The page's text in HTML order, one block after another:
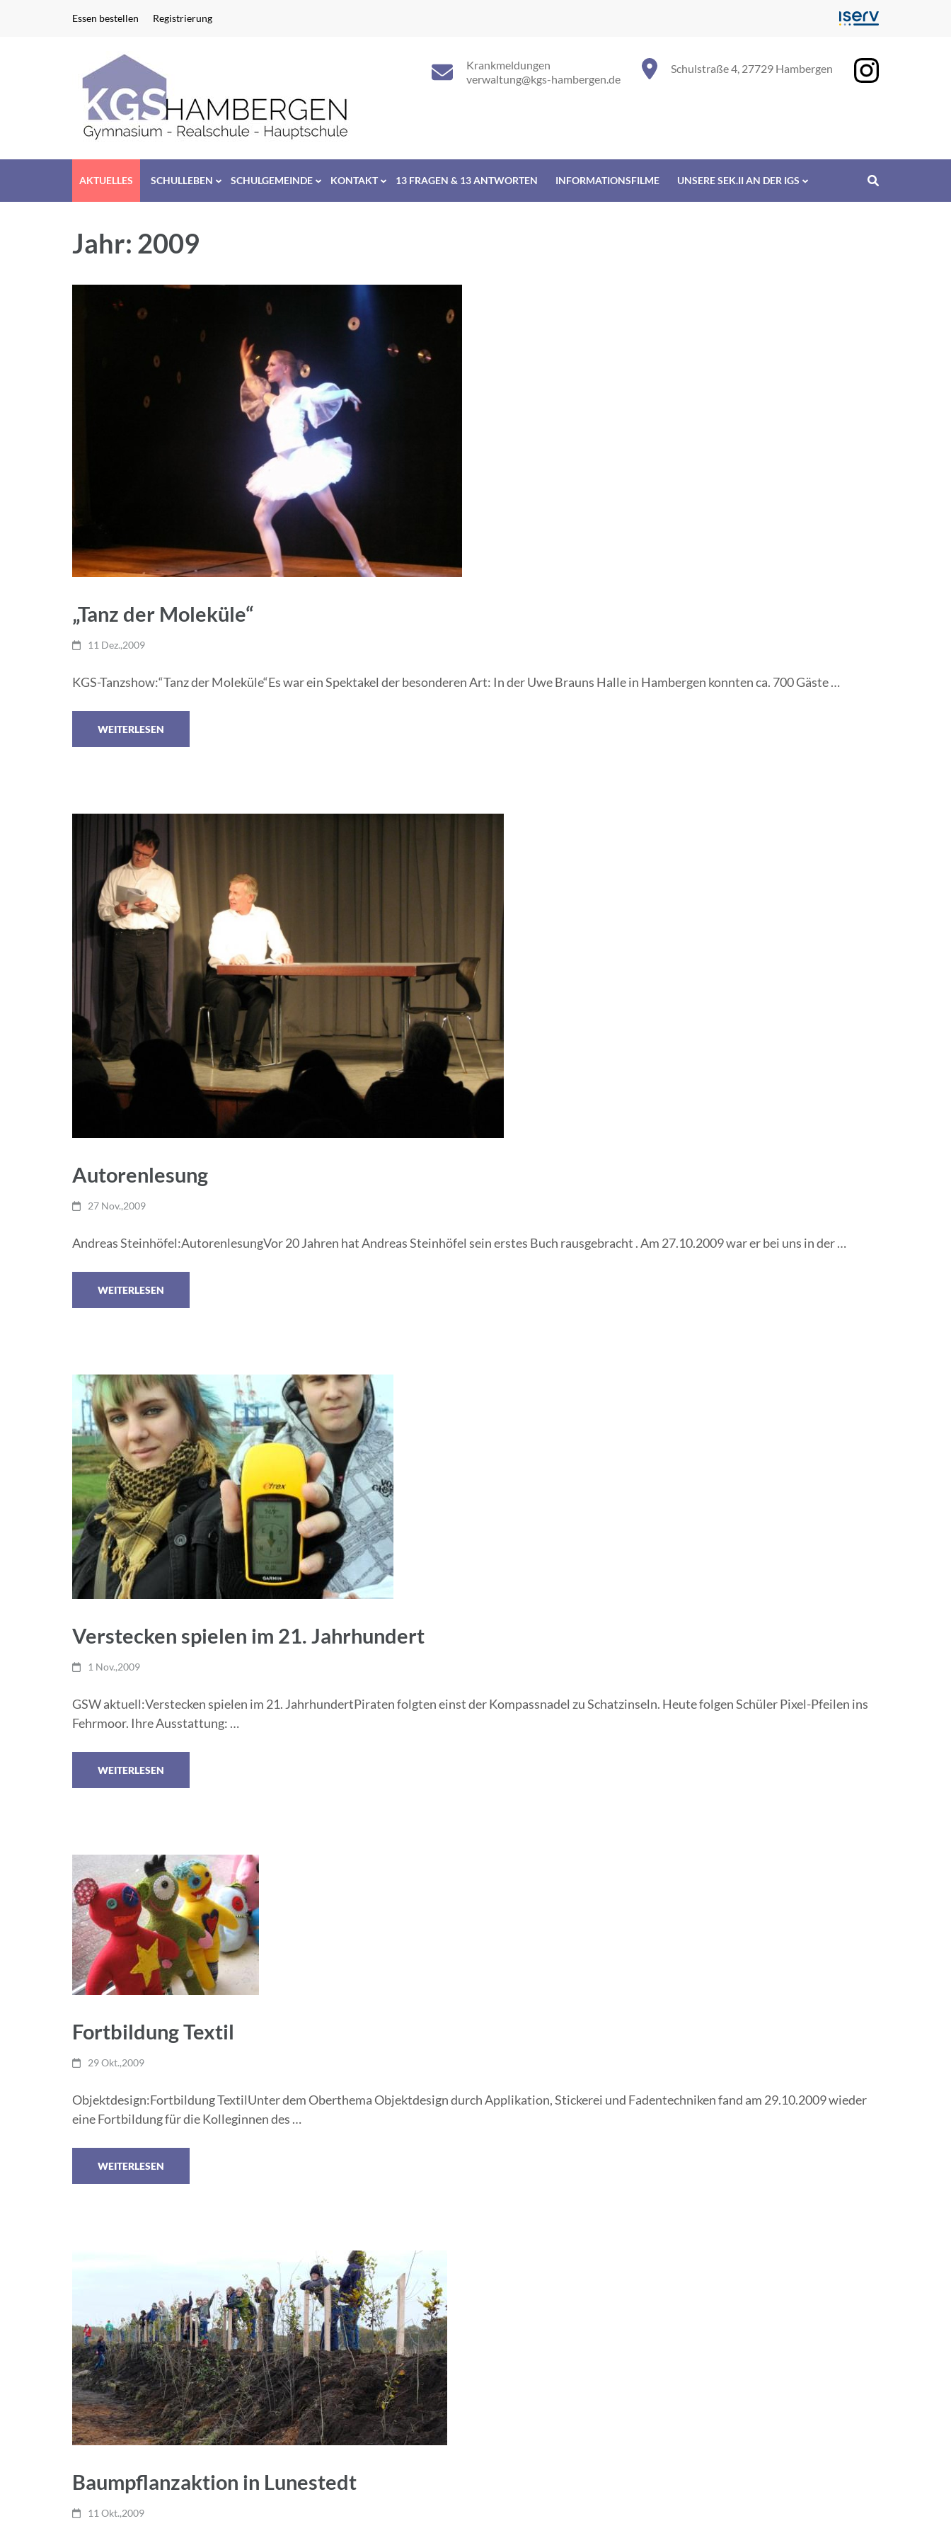
Essen bestellen Registrierung
Schulstraße 4, 27729 Hambergen
Krankmeldungen
verwaltung@kgs-hambergen.de
AKTUELLES SCHULLEBEN SCHULGEMEINDE KONTAKT 13 FRAGEN & 13 ANTWORTEN INFORMATIONSFILME UNSERE SEK.II AN DER IGS
Jahr: 2009
„Tanz der Moleküle“
11 Dez.,2009
KGS-Tanzshow:“Tanz der Moleküle“Es war ein Spektakel der besonderen Art: In der Uwe Brauns Halle in Hambergen konnten ca. 700 Gäste …
WEITERLESEN
Autorenlesung
27 Nov.,2009
Andreas Steinhöfel:AutorenlesungVor 20 Jahren hat Andreas Steinhöfel sein erstes Buch rausgebracht . Am 27.10.2009 war er bei uns in der …
WEITERLESEN
Verstecken spielen im 21. Jahrhundert
1 Nov.,2009
GSW aktuell:Verstecken spielen im 21. JahrhundertPiraten folgten einst der Kompassnadel zu Schatzinseln. Heute folgen Schüler Pixel-Pfeilen ins
Fehrmoor. Ihre Ausstattung: …
WEITERLESEN
Fortbildung Textil
29 Okt.,2009
Objektdesign:Fortbildung TextilUnter dem Oberthema Objektdesign durch Applikation, Stickerei und Fadentechniken fand am 29.10.2009 wieder
eine Fortbildung für die Kolleginnen des …
WEITERLESEN
Baumpflanzaktion in Lunestedt
11 Okt.,2009